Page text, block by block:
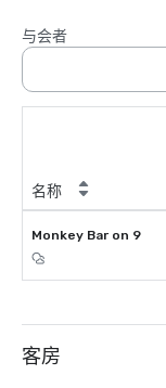
与会者
名称
Monkey Bar on 9
客房